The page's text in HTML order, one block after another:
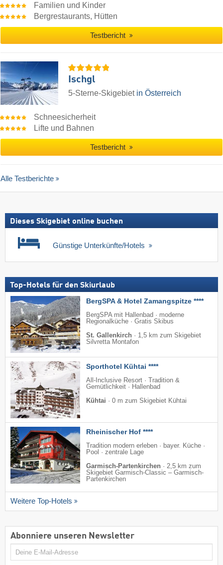
Familien und Kinder
Bergrestaurants, Hütten
Testbericht
Ischgl
5-Sterne-Skigebiet in Österreich
Schneesicherheit
Lifte und Bahnen
Testbericht
Alle Testberichte
Dieses Skigebiet online buchen
Günstige Unterkünfte/Hotels
Top-Hotels für den Skiurlaub
BergSPA & Hotel Zamangspitze ****
BergSPA mit Hallenbad · moderne
Regionalküche · Gratis Skibus
St. Gallenkirch · 1,5 km zum Skigebiet
Silvretta Montafon
Sporthotel Kühtai ****
All-Inclusive Resort · Tradition &
Gemütlichkeit · Hallenbad
Kühtai · 0 m zum Skigebiet Kühtai
Rheinischer Hof ****
Tradition modern erleben · bayer. Küche ·
Pool · zentrale Lage
Garmisch-Partenkirchen · 2,5 km zum
Skigebiet Garmisch-Classic – Garmisch-
Partenkirchen
Weitere Top-Hotels
Abonniere unseren Newsletter
E-